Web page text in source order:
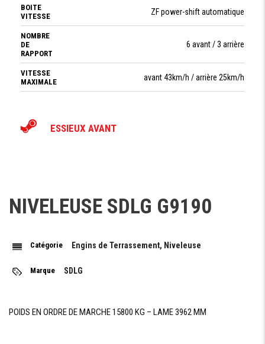
BOITE
VITESSE
ZF power-shift automatique
NOMBRE
DE
RAPPORT
6 avant / 3 arrière
VITESSE
MAXIMALE
avant 43km/h / arrière 25km/h
ESSIEUX AVANT
DES ROUES
DANS CHAQUE
DIRECTION
NIVELEUSE SDLG G9190
Catégorie Engins de Terrassement, Niveleuse
Marque SDLG
POIDS EN ORDRE DE MARCHE 15800 KG – LAME 3962 MM